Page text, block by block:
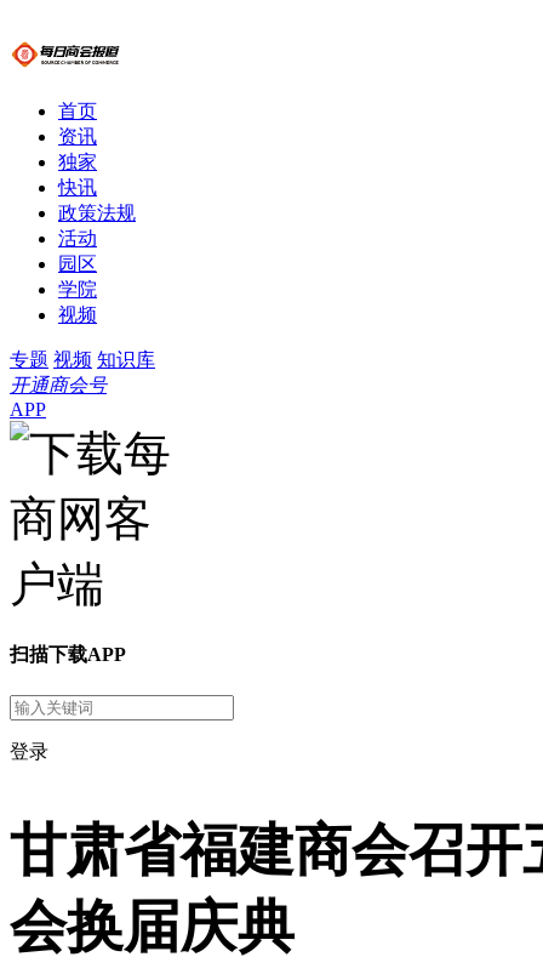
首页
资讯
独家
快讯
政策法规
活动
园区
学院
视频
专题 视频 知识库
开通商会号
APP
扫描下载APP
登录
甘肃省福建商会召
会换届庆典